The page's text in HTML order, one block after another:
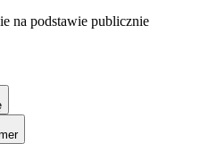
na podstawie publicznie